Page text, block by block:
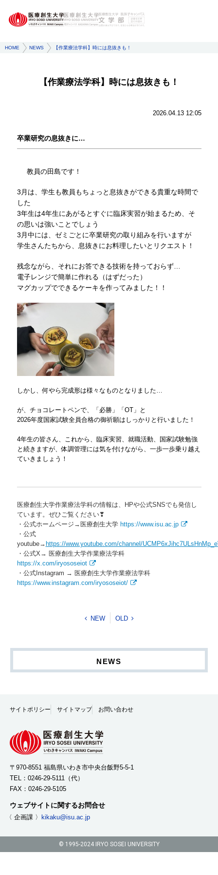
HOME NEWS 【作業療法学科】時には息抜きも！
【作業療法学科】時には息抜きも！
2026.04.13 12:05
卒業研究の息抜きに…
教員の田島です！
3月は、学生も教員もちょっと息抜きができる貴重な時間で
した
3年生は4年生にあがるとすぐに臨床実習が始まるため、そ
の思いは強いことでしょう
3月中には、ゼミごとに卒業研究の取り組みを行いますが
学生さんたちから、息抜きにお料理したいとリクエスト！
残念ながら、それにお答できる技術を持っておらず…
電子レンジで簡単に作れる（はずだった）
マグカップでできるケーキを作ってみました！！
しかし、何やら完成形は様々なものとなりました…
が、チョコレートペンで、「必勝」「OT」と
2026年度国家試験全員合格の御祈願はしっかりと行いました！
4年生の皆さん、これから、臨床実習、就職活動、国家試験勉強
と続きますが、体調管理には気を付けながら、一歩一歩乗り越え
ていきましょう！
医療創生大学作業療法学科の情報は、HPや公式SNSでも発信し
ています。ぜひご覧ください❣
・公式ホームページ→医療創生大学 https://www.isu.ac.jp
・公式
youtube→ https://www.youtube.com/channel/
・公式X→ 医療創生大学作業療法学科
https://x.com/iryososeiot
・公式Instagram → 医療創生大学作業療法学科
https://www.instagram.com/iryososeiot/
NEW OLD
NEWS
サイトポリシー サイトマップ お問い合わせ
〒970-8551 福島県いわき市中央台飯野5-5-1
TEL： 0246-29-5111 （代）
FAX：0246-29-5105
ウェブサイトに関するお問合せ
〈 企画課 〉 kikaku@isu.ac.jp
© 1995-2024 IRYO SOSEI UNIVERSITY